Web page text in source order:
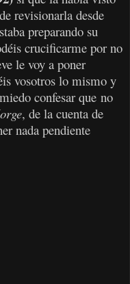
revisionarla desde
preparando su
crucificarme por no
le voy a poner
vosotros lo mismo y
confesar que no
, de la cuenta de
nada pendiente